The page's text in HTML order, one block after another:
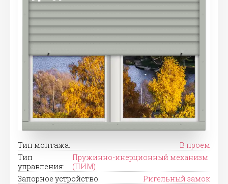
Тип монтажа:
В проем
Тип
управления:
Пружинно-инерционный механизм
(ПИМ)
Запорное устройство:
Ригельный замок